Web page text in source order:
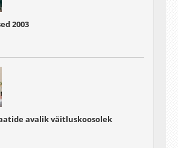
2003
avalik väitluskoosolek